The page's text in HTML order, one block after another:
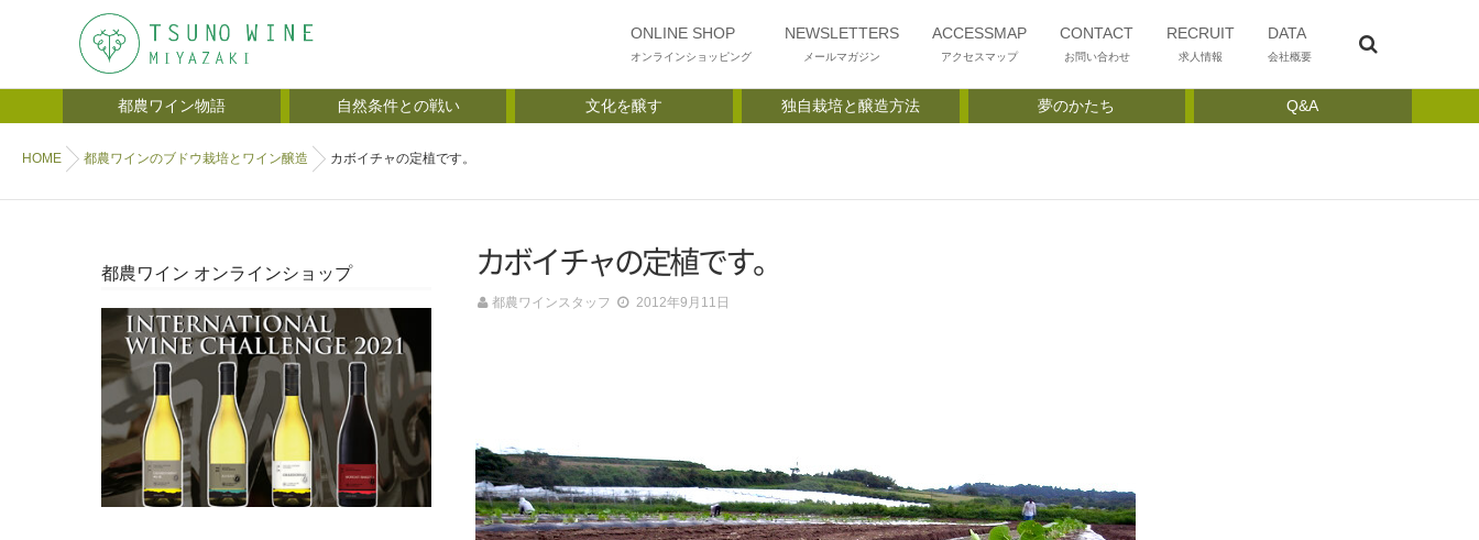
ONLINE SHOP
オンラインショッピング
NEWSLETTERS
メールマガジン
ACCESSMAP
アクセスマップ
CONTACT
お問い合わせ
RECRUIT
求人情報
DATA
会社概要
都農ワイン物語 自然条件との戦い 文化を醸す 独自栽培と醸造方法 夢のかたち Q&A
HOME 都農ワインのブドウ栽培とワイン醸造 カボイチャの定植です。
カボイチャの定植です。
都農ワインスタッフ 2012年9月11日
都農ワイン オンラインショップ